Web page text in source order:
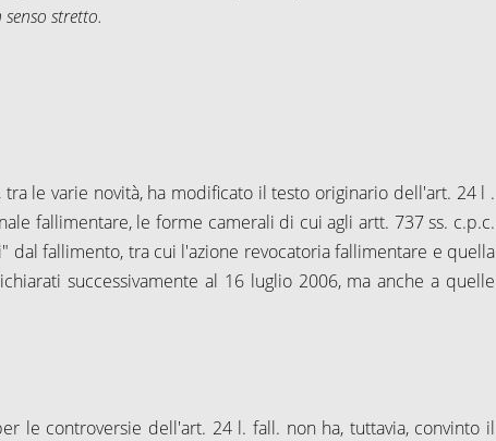
stretto.
le varie novità, ha modificato il testo originario dell'art. 24 l .
fallimentare, le forme camerali di cui agli artt. 737 ss. c.p.c.
dal fallimento, tra cui l'azione revocatoria fallimentare e quella
successivamente al 16 luglio 2006, ma anche a quelle
le controversie dell'art. 24 l. fall. non ha, tuttavia, convinto il